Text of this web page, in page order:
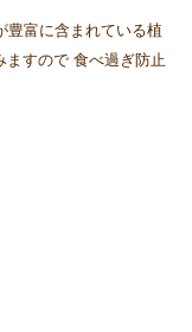
豊富に含まれている植
ますので 食べ過ぎ防止